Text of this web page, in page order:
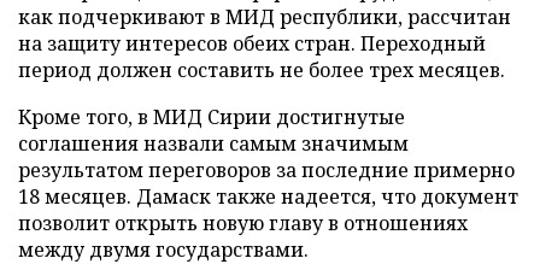
как подчеркивают в МИД республики, рассчитан
на защиту интересов обеих стран. Переходный
период должен составить не более трех месяцев.
Кроме того, в МИД Сирии достигнутые
соглашения назвали самым значимым
результатом переговоров за последние примерно
18 месяцев. Дамаск также надеется, что документ
позволит открыть новую главу в отношениях
между двумя государствами.